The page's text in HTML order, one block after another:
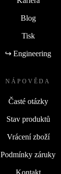
Blog
Tisk
↪ Engineering
NÁPOVĚDA
Časté otázky
Stav produktů
Vrácení zboží
Podmínky záruky